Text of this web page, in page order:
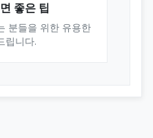
좋은 팁
분들을 위한 유용한
립니다.